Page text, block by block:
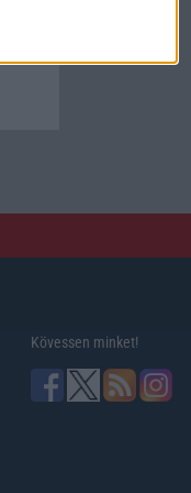
Kövessen minket!